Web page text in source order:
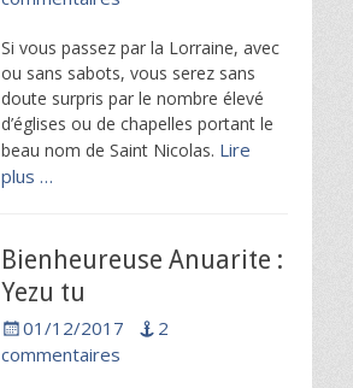
Si vous passez par la Lorraine, avec
ou sans sabots, vous serez sans
doute surpris par le nombre élevé
d’églises ou de chapelles portant le
beau nom de Saint Nicolas. Lire
plus …
Bienheureuse Anuarite :
Yezu tu
Posted
01/12/2017
2
commentaires